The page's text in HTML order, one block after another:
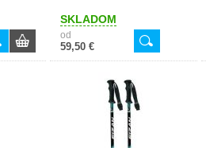
SKLADOM
od
59,50 €